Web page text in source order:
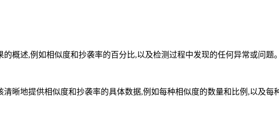
概述,例如相似度和抄袭率的百分比,以及检测过程中发现的任何异常或问题。
晰地提供相似度和抄袭率的具体数据,例如每种相似度的数量和比例,以及每